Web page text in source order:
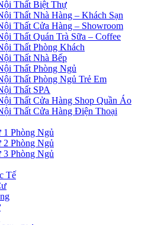
Thất Biệt Thự
Thất Nhà Hàng – Khách Sạn
Thất Cửa Hàng – Showroom
Thất Quán Trà Sữa – Coffee
Thất Phòng Khách
Thất Nhà Bếp
Thất Phòng Ngủ
Thất Phòng Ngủ Trẻ Em
Thất SPA
Thất Cửa Hàng Shop Quần Áo
Thất Cửa Hàng Điện Thoại
1 Phòng Ngủ
2 Phòng Ngủ
3 Phòng Ngủ
Tế